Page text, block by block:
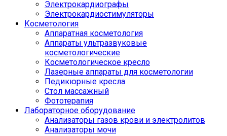
Электрокардиографы
Электрокардиостимуляторы
Косметология
Аппаратная косметология
Аппараты ультразвуковые
косметологические
Косметологическое кресло
Лазерные аппараты для косметологии
Педикюрные кресла
Стол массажный
Фототерапия
Лабораторное оборудование
Анализаторы газов крови и электролитов
Анализаторы мочи